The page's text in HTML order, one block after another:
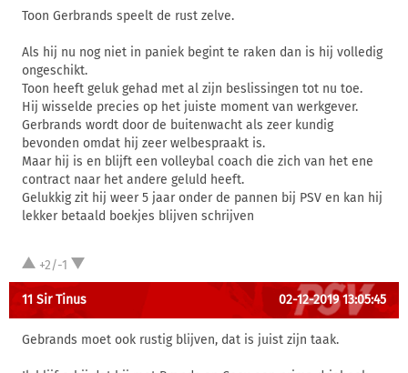
Toon Gerbrands speelt de rust zelve.
Als hij nu nog niet in paniek begint te raken dan is hij volledig
ongeschikt.
Toon heeft geluk gehad met al zijn beslissingen tot nu toe.
Hij wisselde precies op het juiste moment van werkgever.
Gerbrands wordt door de buitenwacht als zeer kundig
bevonden omdat hij zeer welbespraakt is.
Maar hij is en blijft een volleybal coach die zich van het ene
contract naar het andere geluld heeft.
Gelukkig zit hij weer 5 jaar onder de pannen bij PSV en kan hij
lekker betaald boekjes blijven schrijven
+2/-1
11 Sir Tinus 02-12-2019 13:05:45
Gebrands moet ook rustig blijven, dat is juist zijn taak.